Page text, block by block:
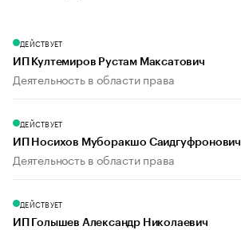
ДЕЙСТВУЕТ
ИП Култемиров Рустам Максатович
Деятельность в области права
ДЕЙСТВУЕТ
ИП Носихов Муборакшо Саидгуфронович
Деятельность в области права
ДЕЙСТВУЕТ
ИП Голышев Александр Николаевич